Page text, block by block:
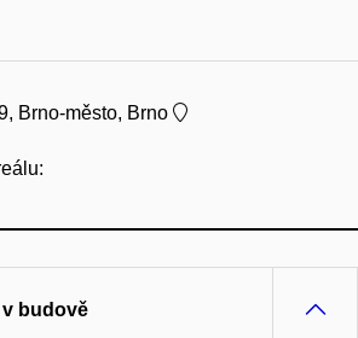
Brno-město, Brno
budově